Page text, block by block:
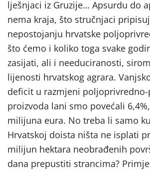
lješnjaci iz Gruzije… Apsurdu do
nema kraja, što stručnjaci
nepostojanju hrvatske
što ćemo i koliko toga svake
zasijati, ali i needuciranosti,
lijenosti hrvatskog agrara.
deficit u razmjeni
proizvoda lani smo povećali
milijuna eura. No treba li samo
Hrvatskoj doista ništa ne isplati
milijun hektara neobrađenih
dana prepustiti strancima?